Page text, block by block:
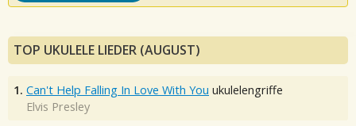
TOP UKULELE LIEDER (AUGUST)
1. Can't Help Falling In Love With You ukulelengriffe
Elvis Presley